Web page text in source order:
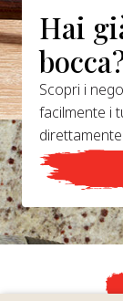
Hai
Scopri i
facilmente i